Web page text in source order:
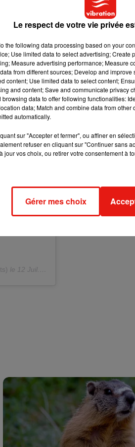
puis passez-le au mixeur.
en le remuant avec le jus d'un
toutes les heures avec une
le 12 Juil. 2020 à 6 :19 PDT
Le respect de votre vie privée
the following data processing based on your
Use limited data to select advertising;
Measure advertising performance; Measure
from different sources; Develop and
content; Use limited data to select content;
and content; Save and communicate privacy
data to offer following functionalities:
data; Match and combine data from
automatically.
sur "Accepter et fermer", ou affiner en
refuser en cliquant sur "Continuer sans
jour vos choix, ou retirer votre consentement à
Gérer mes choix